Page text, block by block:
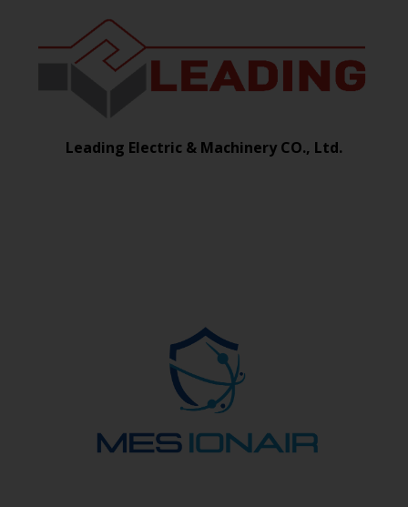
Leading Electric & Machinery CO., Ltd.